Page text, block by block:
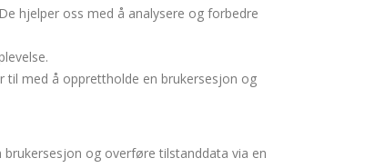
hjelper oss med å analysere og forbedre
til med å opprettholde en brukersesjon og
brukersesjon og overføre tilstanddata via en